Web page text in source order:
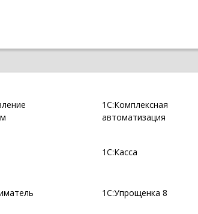
1С:Комплексная
автоматизация
1С:Касса
1С:Упрощенка 8